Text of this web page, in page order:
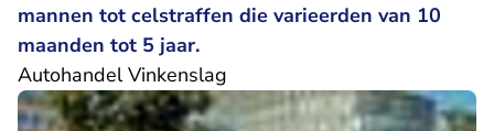
mannen tot celstraffen die varieerden van 10
maanden tot 5 jaar.
Autohandel Vinkenslag